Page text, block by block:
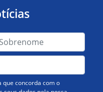
que concorda com o